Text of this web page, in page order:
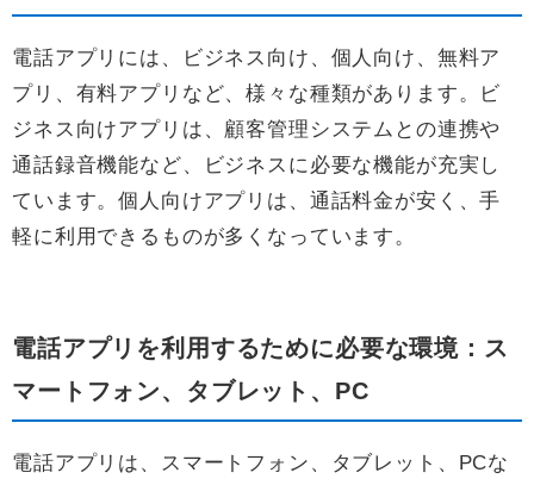
電話アプリには、ビジネス向け、個人向け、無料ア
プリ、有料アプリなど、様々な種類があります。ビ
ジネス向けアプリは、顧客管理システムとの連携や
通話録音機能など、ビジネスに必要な機能が充実し
ています。個人向けアプリは、通話料金が安く、手
軽に利用できるものが多くなっています。
電話アプリを利用するために必要な環境：ス
マートフォン、タブレット、PC
電話アプリは、スマートフォン、タブレット、PCな